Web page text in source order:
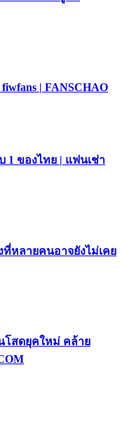
| FANSCHAO
1 ของไทย | แฟนเช่า
หลายคนอาจยังไม่เคย
โสดยุคใหม่ คล้าย